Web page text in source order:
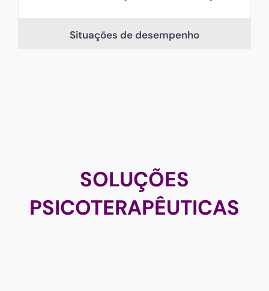
Situações de desempenho
SOLUÇÕES
PSICOTERAPÊUTICAS